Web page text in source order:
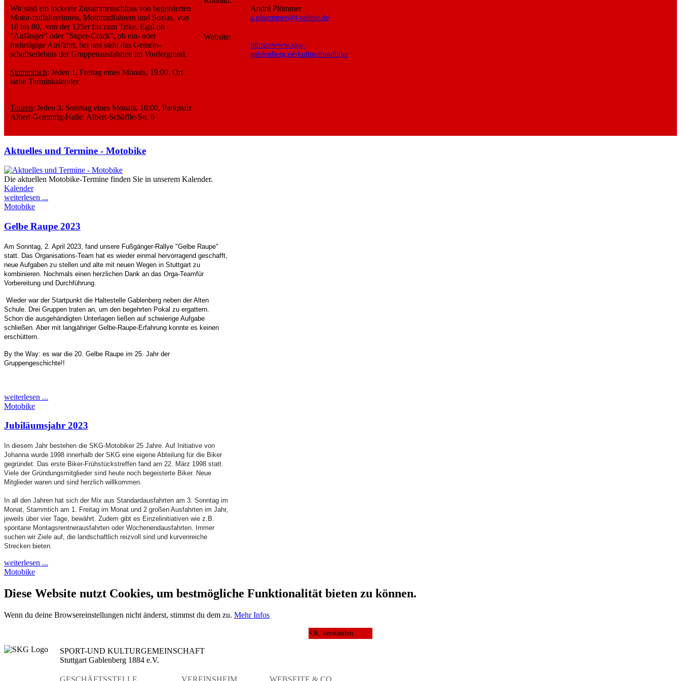
Wir sind ein lockerer Zusammenschluss von begeisterten
Motor-radfahrerinnen, Motorradfahrern und Sozias, von
18 bis 80, von der 125er bis zum Trike. Egal ob
"Anfänger" oder "Super-Crack", ob ein- oder
mehrtägige Ausfahrt, bei uns steht das Gemein-
schaftserlebnis der Gruppenausfahrten im Vordergrund.
Stammtisch: Jeden 1. Freitag eines Monats, 19:00, Ort
siehe Terminkalender
Touren: Jeden 3. Sonntag eines Monats, 10:00, Parkplatz
Albert Gemmrig-Halle, Albert-Schäffle-Str. 6
Website:
André Plümmer
a.pluemmer@t-online.de
https://www.skg-
gablenberg.de/kultur/motobike
Aktuelles und Termine - Motobike
Die aktuellen Motobike-Termine finden Sie in unserem Kalender.
Kalender
weiterlesen ...
Motobike
Gelbe Raupe 2023
Am Sonntag, 2. April 2023, fand unsere Fußgänger-Rallye "Gelbe Raupe"
statt. Das Organisations-Team hat es wieder einmal hervorragend geschafft,
neue Aufgaben zu stellen und alte mit neuen Wegen in Stuttgart zu
kombinieren. Nochmals einen herzlichen Dank an das Orga-Teamfür
Vorbereitung und Durchführung
Wieder war der Startpunkt die Haltestelle Gablenberg neben der Alten
Schule. Drei Gruppen traten an, um den begehrten Pokal zu ergattern.
Schon die ausgehändigten Unterlagen ließen auf schwierige Aufgabe
schließen. Aber mit langjähriger Gelbe-Raupe-Erfahrung konnte es keinen
erschüttern.
By the Way: es war die 20. Gelbe Raupe im 25. Jahr der
Gruppengeschichte!!
weiterlesen ...
Motobike
Jubiläumsjahr 2023
In diesem Jahr bestehen die SKG-Motobiker 25 Jahre. Auf Initiative von
Johanna wurde 1998 innerhalb der SKG eine eigene Abteilung für die Biker
gegründet. Das erste Biker-Frühstückstreffen fand am 22. März 1998 statt.
Viele der Gründungsmitglieder sind heute noch begeisterte Biker. Neue
Mitglieder waren und sind herzlich willkommen.
In all den Jahren hat sich der Mix aus Standardausfahrten am 3. Sonntag im
Monat, Stammtich am 1. Freitag im Monat und 2 großen Ausfahrten im Jahr,
jeweils über vier Tage, bewährt. Zudem gibt es Einzelinitiativen wie z.B.
spontane Montagsrentnerausfahrten oder Wochenendausfahrten. Immer
suchen wir Ziele auf, die landschaftlich reizvoll sind und kurvenreiche
Strecken bieten.
weiterlesen ...
Motobike
Diese Website nutzt Cookies, um bestmögliche Funktionalität bieten zu können.
Wenn du deine Browsereinstellungen nicht änderst, stimmst du dem zu. Mehr Infos
Ok, verstanden
SPORT-UND KULTURGEMEINSCHAFT
Stuttgart Gablenberg 1884 e.V.
GESCHÄFTSSTELLE VEREINSHEIM WEBSEITE & CO